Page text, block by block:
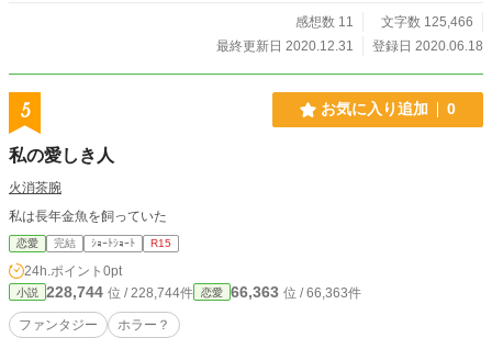
感想数 11
文字数 125,466
最終更新日 2020.12.31
登録日 2020.06.18
5 お気に入り追加 0
私の愛しき人
火消茶腕
私は長年金魚を飼っていた
恋愛 完結 ｼｮｰﾄｼｮｰﾄ R15
24h.ポイント 0pt
小説 228,744 位 / 228,744件 恋愛 66,363 位 / 66,363件
ファンタジー ホラー？